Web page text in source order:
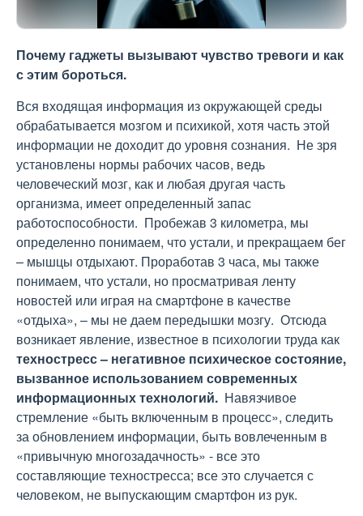
Почему гаджеты вызывают чувство тревоги и как
с этим бороться.
Вся входящая информация из окружающей среды
обрабатывается мозгом и психикой, хотя часть этой
информации не доходит до уровня сознания. Не зря
установлены нормы рабочих часов, ведь
человеческий мозг, как и любая другая часть
организма, имеет определенный запас
работоспособности. Пробежав 3 километра, мы
определенно понимаем, что устали, и прекращаем бег
– мышцы отдыхают. Проработав 3 часа, мы также
понимаем, что устали, но просматривая ленту
новостей или играя на смартфоне в качестве
«отдыха», – мы не даем передышки мозгу. Отсюда
возникает явление, известное в психологии труда как
техностресс – негативное психическое состояние,
вызванное использованием современных
информационных технологий. Навязчивое
стремление «быть включенным в процесс», следить
за обновлением информации, быть вовлеченным в
«привычную многозадачность» - все это
составляющие техностресса; все это случается с
человеком, не выпускающим смартфон из рук.